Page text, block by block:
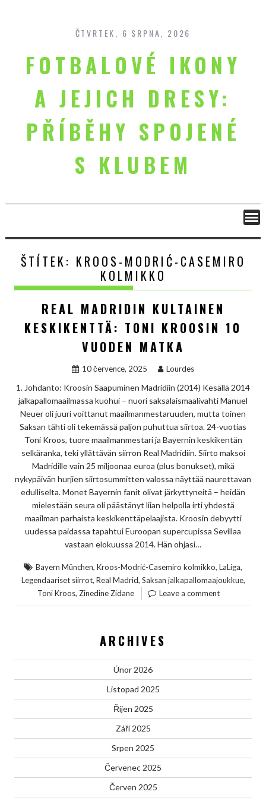
content
ČTVRTEK, 6 SRPNA, 2026
FOTBALOVÉ IKONY
A JEJICH DRESY:
PŘÍBĚHY SPOJENÉ
S KLUBEM
ŠTÍTEK: KROOS-MODRIĆ-CASEMIRO
KOLMIKKO
REAL MADRIDIN KULTAINEN
KESKIKENTTÄ: TONI KROOSIN 10
VUODEN MATKA
10 července, 2025 Lourdes
1. Johdanto: Kroosin Saapuminen Madridiin (2014) Kesällä 2014
jalkapallomaailmassa kuohui – nuori saksalaismaalivahti Manuel
Neuer oli juuri voittanut maailmanmestaruuden, mutta toinen
Saksan tähti oli tekemässä paljon puhuttua siirtoa. 24-vuotias
Toni Kroos, tuore maailmanmestari ja Bayernin keskikentän
selkäranka, teki yllättävän siirron Real Madridiin. Siirto maksoi
Madridille vain 25 miljoonaa euroa (plus bonukset), mikä
nykypäivän hurjien siirtosummitten valossa näyttää naurettavan
edulliselta. Monet Bayernin fanit olivat järkyttyneitä – heidän
mielestään seura oli päästänyt liian helpolla irti yhdestä
maailman parhaista keskikenttäpelaajista. Kroosin debyytti
uudessa paidassa tapahtui Euroopan supercupissa Sevillaa
vastaan elokuussa 2014. Hän ohjasi…
Bayern München, Kroos-Modrić-Casemiro kolmikko, LaLiga,
Legendaariset siirrot, Real Madrid, Saksan jalkapallomaajoukkue,
Toni Kroos, Zinedine Zidane Leave a comment
ARCHIVES
Únor 2026
Listopad 2025
Říjen 2025
Září 2025
Srpen 2025
Červenec 2025
Červen 2025